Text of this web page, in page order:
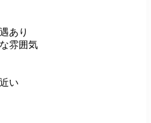
あり
雰囲気
い